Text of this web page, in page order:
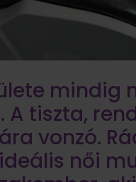
mindig
tiszta,
vonzó.
női